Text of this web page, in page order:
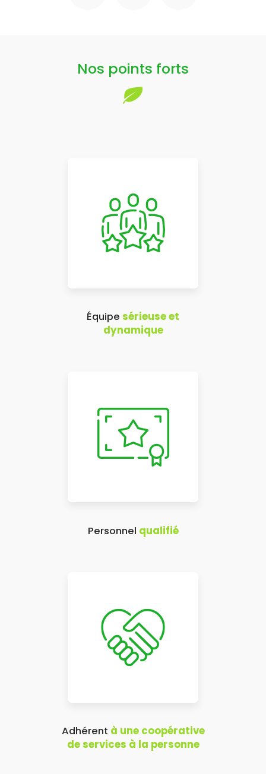
Nos points forts
Équipe sérieuse et
dynamique
Personnel qualifié
Adhérent à une coopérative
de services à la personne